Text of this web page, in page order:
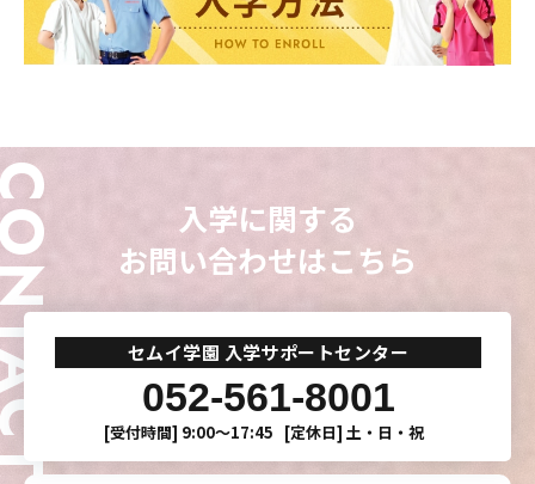
入学に関する
お問い合わせはこちら
セムイ学園 入学サポートセンター
052-561-8001
[受付時間] 9:00〜17:45 [定休日] 土・日・祝
東海医療工学
東海医療工学
東海医療工学
東海医療工学